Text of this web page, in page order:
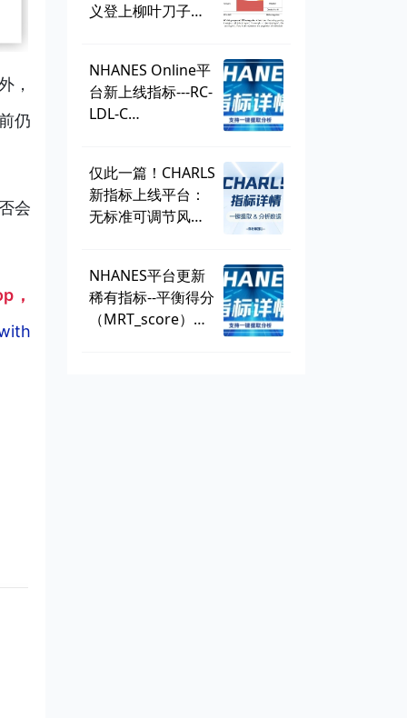
，
仍
会
，
义登上柳叶刀子
总
NHANES Online平
台新上线指标---RC-
LDL-C
仅此一篇！CHARLS
新指标上线平台：
无标准可调节风险
NHANES平台更新
稀有指标--平衡得分
（MRT_score），